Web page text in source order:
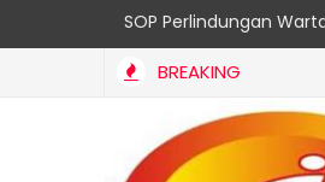
SOP Perlindungan
BREAKING
Meriah, Final Dayung dan Perahu